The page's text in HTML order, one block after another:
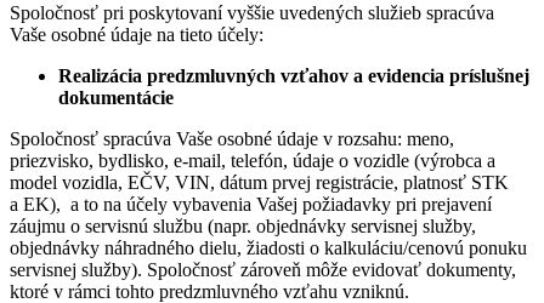
Spoločnosť pri poskytovaní vyššie uvedených služieb spracúva
Vaše osobné údaje na tieto účely:
Realizácia predzmluvných vzťahov a evidencia príslušnej
dokumentácie
Spoločnosť spracúva Vaše osobné údaje v rozsahu: meno,
priezvisko, bydlisko, e-mail, telefón, údaje o vozidle (výrobca a
model vozidla, EČV, VIN, dátum prvej registrácie, platnosť STK
a EK), a to na účely vybavenia Vašej požiadavky pri prejavení
záujmu o servisnú službu (napr. objednávky servisnej služby,
objednávky náhradného dielu, žiadosti o kalkuláciu/cenovú ponuku
servisnej služby). Spoločnosť zároveň môže evidovať dokumenty,
ktoré v rámci tohto predzmluvného vzťahu vzniknú.